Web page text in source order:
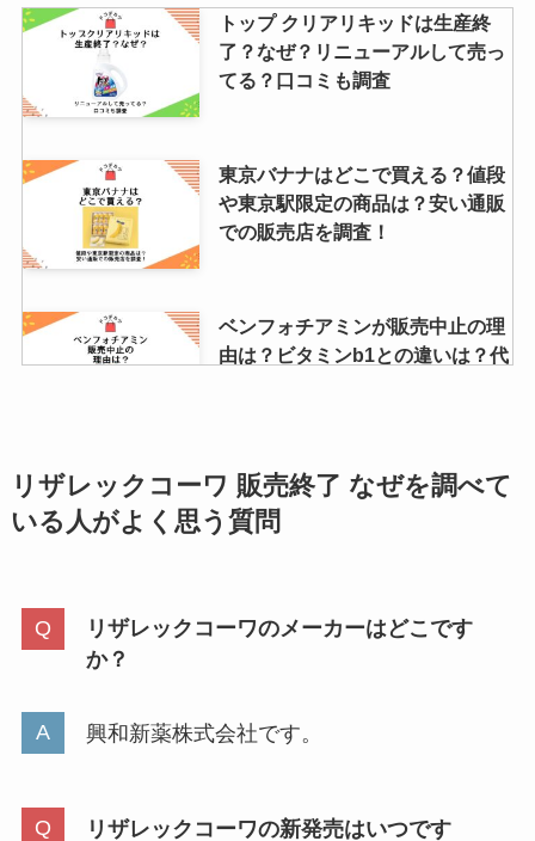
トップ クリアリキッドは生産終
了？なぜ？リニューアルして売っ
てる？口コミも調査
東京バナナはどこで買える？値段
や東京駅限定の商品は？安い通販
での販売店を調査！
ベンフォチアミンが販売中止の理
由は？ビタミンb1との違いは？代
美フィットマスクはどこで買え
る？amazonで売ってる？小さめ
【パンテーン】ミセラーは販売終
ホーテやスーパーで売ってる？取
リザレックコーワ 販売終了 なぜを調べて
いる人がよく思う質問
リザレックコーワのメーカーはどこです
か？
興和新薬株式会社です。
リザレックコーワの新発売はいつです